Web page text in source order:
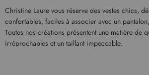
Christine Laure vous réserve des vestes chics,
confortables, faciles à associer avec un
Toutes nos créations présentent une matière de
irréprochables et un taillant impeccable.